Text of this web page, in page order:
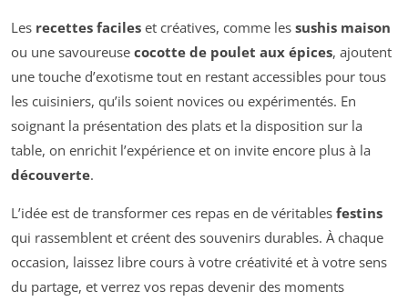
Les recettes faciles et créatives, comme les sushis maison
ou une savoureuse cocotte de poulet aux épices, ajoutent
une touche d’exotisme tout en restant accessibles pour tous
les cuisiniers, qu’ils soient novices ou expérimentés. En
soignant la présentation des plats et la disposition sur la
table, on enrichit l’expérience et on invite encore plus à la
découverte.
L’idée est de transformer ces repas en de véritables festins
qui rassemblent et créent des souvenirs durables. À chaque
occasion, laissez libre cours à votre créativité et à votre sens
du partage, et verrez vos repas devenir des moments